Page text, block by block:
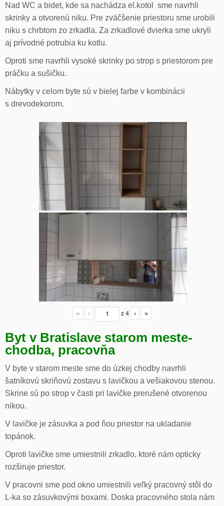
Nad WC a bidet, kde sa nachádza el.kotol sme navrhli
skrinky a otvorenú niku. Pre zväčšenie priestoru sme urobili
niku s chrbtom zo zrkadla. Za zrkadlové dvierka sme ukryli
aj prívodné potrubia ku kotlu.
Oproti sme navrhli vysoké skrinky po strop s priestorom pre
práčku a sušičku.
Nábytky v celom byte sú v bielej farbe v kombinácii
s drevodekorom.
« ‹ z4 › »
Byt v Bratislave starom meste-
chodba, pracovňa
V byte v starom meste sme do úzkej chodby navrhli
šatníkovú skriňovú zostavu s lavičkou a vešiakovou stenou.
Skrine sú po strop v časti pri lavičke prerušené otvorenou
nikou.
V lavičke je zásuvka a pod ňou priestor na ukladanie
topánok.
Oproti lavičke sme umiestnili zrkadlo, ktoré nám opticky
rozširuje priestor.
V pracovni sme pod okno umiestnili veľký pracovný stôl do
L-ka so zásuvkovými boxami. Doska pracovného stola nám